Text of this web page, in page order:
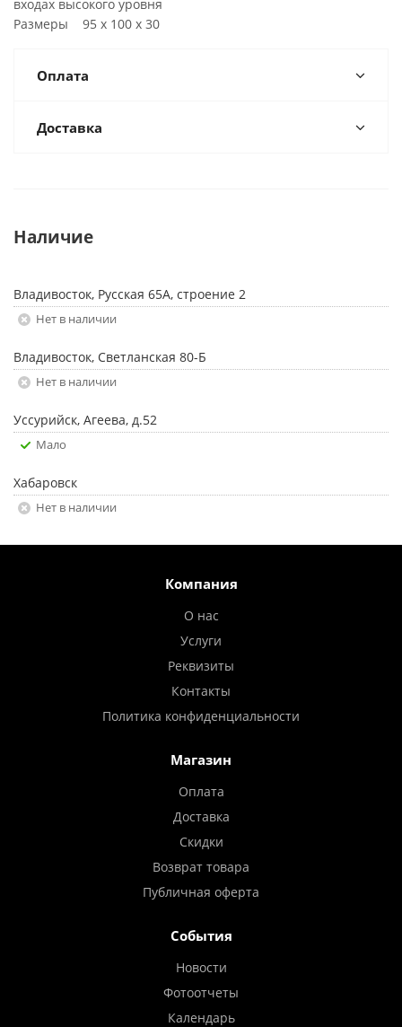
входах высокого уровня
Размеры 95 х 100 х 30
Оплата
Доставка
Наличие
Владивосток, Русская 65А, строение 2
Нет в наличии
Владивосток, Светланская 80-Б
Нет в наличии
Уссурийск, Агеева, д.52
Мало
Хабаровск
Нет в наличии
Компания
О нас
Услуги
Реквизиты
Контакты
Политика конфиденциальности
Магазин
Оплата
Доставка
Скидки
Возврат товара
Публичная оферта
События
Новости
Фотоотчеты
Календарь